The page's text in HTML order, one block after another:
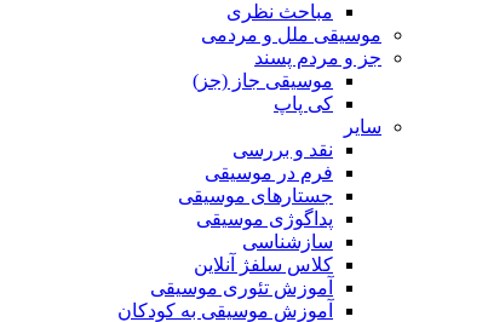
مباحث نظری
موسیقی ملل و مردمی
جز و مردم پسند
موسیقی جاز (جز)
کی پاپ
سایر
نقد‌ و بررسی
فرم در موسیقی
جستارهای موسیقی
پداگوژی موسیقی
سازشناسی
کلاس سلفژ آنلاین
آموزش تئوری موسیقی
آموزش موسیقی به کودکان